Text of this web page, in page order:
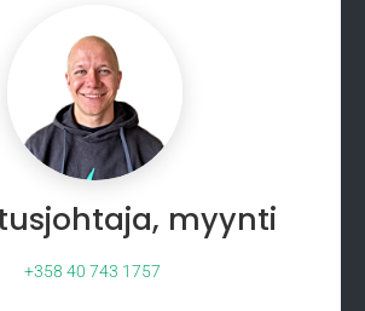
myynti
+358 40 743 1757